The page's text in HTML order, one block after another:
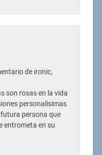
de ironic,
son rosas en la vida
personalisimas
persona que
entrometa en su